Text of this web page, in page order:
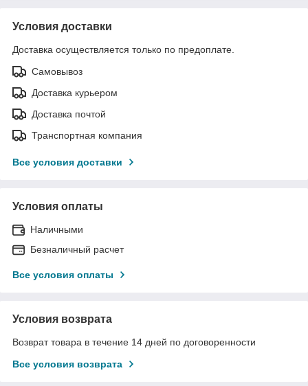
Условия доставки
Доставка осуществляется только по предоплате.
Самовывоз
Доставка курьером
Доставка почтой
Транспортная компания
Все условия доставки
Условия оплаты
Наличными
Безналичный расчет
Все условия оплаты
Условия возврата
Возврат товара в течение 14 дней по договоренности
Все условия возврата